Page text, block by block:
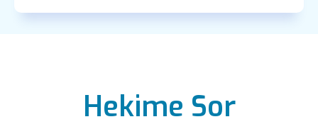
Hekime Sor